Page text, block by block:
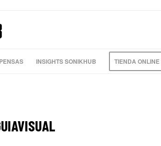
INSIGHTS SONIKHUB TIENDA ONLINE